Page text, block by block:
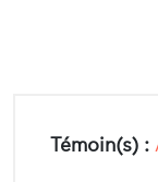
Témoin(s) :